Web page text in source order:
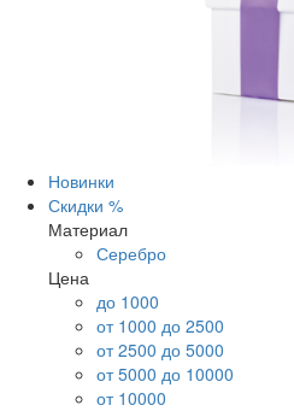
Новинки
Скидки %
Материал
Серебро
Цена
до 1000
от 1000 до 2500
от 2500 до 5000
от 5000 до 10000
от 10000